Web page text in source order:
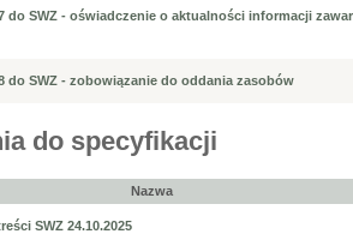
do SWZ - oświadczenie o aktualności informacji
do SWZ - zobowiązanie do oddania zasobów
do specyfikacji
Nazwa
SWZ 24.10.2025